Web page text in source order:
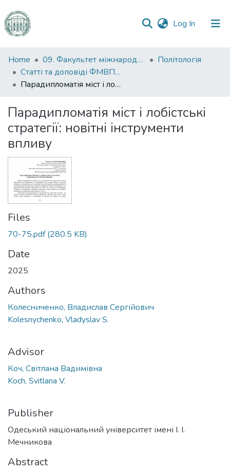
Log In (current)
Communities
&
Collections
Statistics
Home 09. Факультет міжнародних відносин, політології та соціології
Політологія
Статті та доповіді ФМВПС (Політологія)
Парадипломатія міст і лобістські стратегії: новітні інструменти впливу
Парадипломатія міст і лобістські
стратегії: новітні інструменти
впливу
Files
70-75.pdf(280.5 KB)
Date
2025
Authors
Колесниченко, Владислав Сергійович
Kolesnychenko, Vladyslav S.
Advisor
Коч, Світлана Вадимівна
Koch, Svitlana V.
Publisher
Одеський національний університет імені І. І.
Мечникова
Abstract